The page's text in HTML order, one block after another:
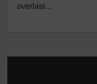
overlast…